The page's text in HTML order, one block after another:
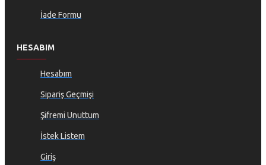
İade Formu
HESABIM
Hesabım
Sipariş Geçmişi
Şifremi Unuttum
İstek Listem
Giriş